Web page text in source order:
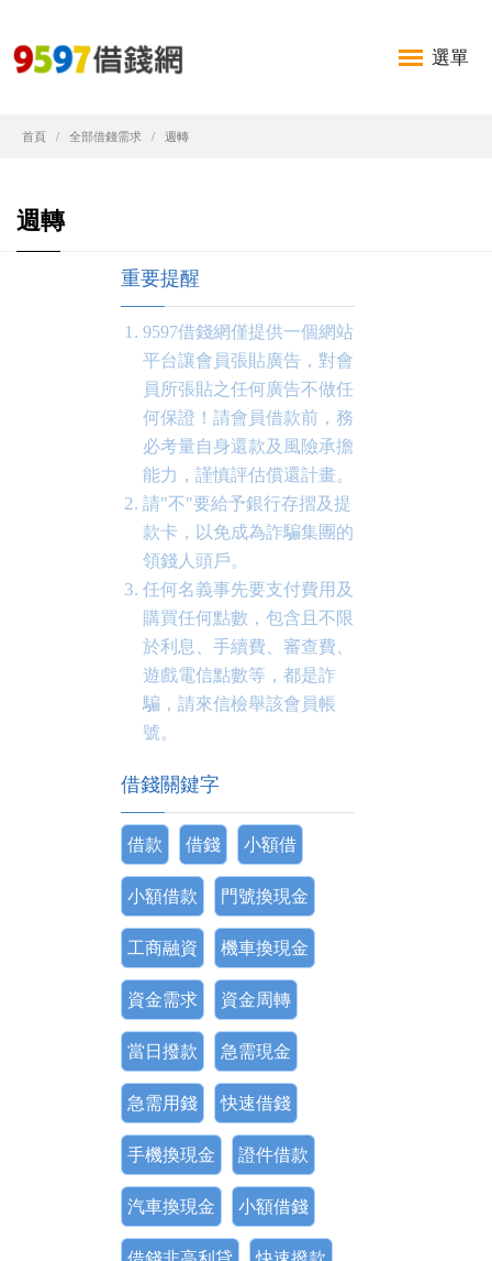
選單
首頁 全部借錢需求 週轉
週轉
重要提醒
9597借錢網僅提供一個網站
平台讓會員張貼廣告，對會
員所張貼之任何廣告不做任
何保證！請會員借款前，務
必考量自身還款及風險承擔
能力，謹慎評估償還計畫。
請"不"要給予銀行存摺及提
款卡，以免成為詐騙集團的
領錢人頭戶。
任何名義事先要支付費用及
購買任何點數，包含且不限
於利息、手續費、審查費、
遊戲電信點數等，都是詐
騙，請來信檢舉該會員帳
號。
借錢關鍵字
借款 借錢 小額借
小額借款 門號換現金
工商融資 機車換現金
資金需求 資金周轉
當日撥款 急需現金
急需用錢 快速借錢
手機換現金 證件借款
汽車換現金 小額借錢